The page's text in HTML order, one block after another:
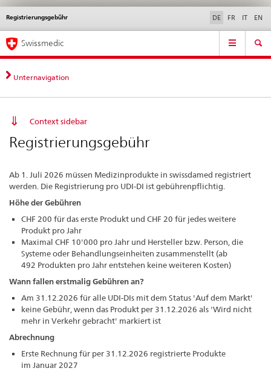
Direktnavigation
News,
Rechtsgrundlagen,
Kontakt
News & Updates Kontakt | Support & Hilfe
Registrierungsgebühr
Sprachwahl DE FR IT EN
Service
Hauptnavigation
Swissmedic
Unternavigation
Context sidebar
Registrierungsgebühr
Ab 1. Juli 2026 müssen Medizinprodukte in swissdamed registriert
werden. Die Registrierung pro UDI-DI ist gebührenpflichtig.
Höhe der Gebühren
CHF 200 für das erste Produkt und CHF 20 für jedes weitere
Produkt pro Jahr
Maximal CHF 10'000 pro Jahr und Hersteller bzw. Person, die
Systeme oder Behandlungseinheiten zusammenstellt (ab
492 Produkten pro Jahr entstehen keine weiteren Kosten)
Wann fallen erstmalig Gebühren an?
Am 31.12.2026 für alle UDI-DIs mit dem Status 'Auf dem Markt'
keine Gebühr, wenn das Produkt per 31.12.2026 als 'Wird nicht
mehr in Verkehr gebracht' markiert ist
Abrechnung
Erste Rechnung für per 31.12.2026 registrierte Produkte
im Januar 2027